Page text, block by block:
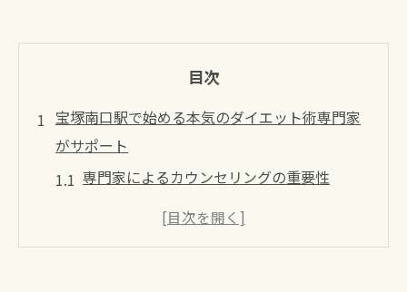
目次
宝塚南口駅で始める本気のダイエット術専門家
がサポート
専門家によるカウンセリングの重要性
ダイエットプログラムの選び方